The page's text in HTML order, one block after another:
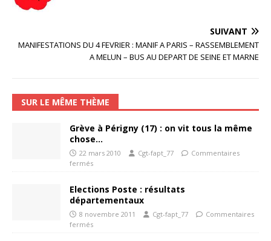
SUIVANT
MANIFESTATIONS DU 4 FEVRIER : MANIF A PARIS – RASSEMBLEMENT
A MELUN – BUS AU DEPART DE SEINE ET MARNE
SUR LE MÊME THÈME
Grève à Périgny (17) : on vit tous la même
chose…
22 mars 2010 Cgt-fapt_77
Commentaires
fermés
Elections Poste : résultats
départementaux
8 novembre 2011 Cgt-fapt_77
Commentaires
fermés